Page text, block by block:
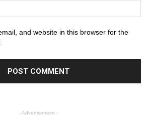
and website in this browser for the
- Advertisement -